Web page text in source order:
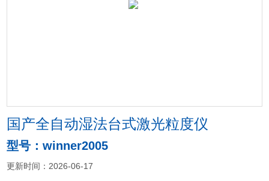
国产全自动湿法台式激光粒度仪
型号：winner2005
更新时间：2026-06-17